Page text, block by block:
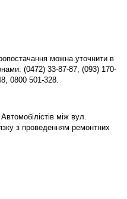
можна уточнити в
(0472) 33-87-87, (093) 170-
0800 501-328.
між вул.
з проведенням ремонтних